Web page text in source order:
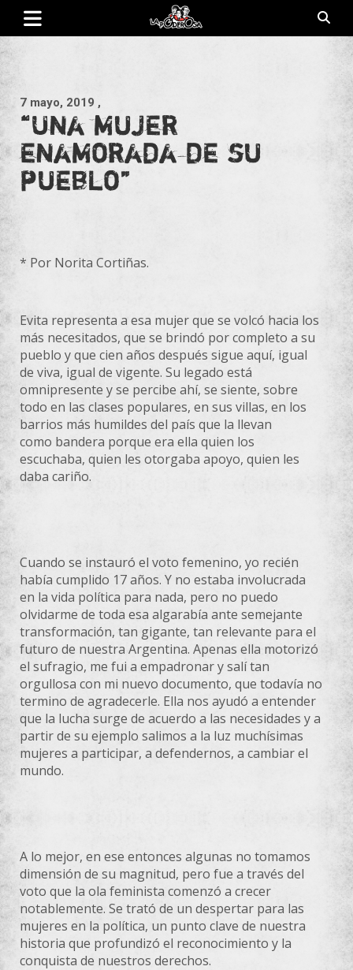
Saltar
contenido
7 mayo, 2019 ,
“Una mujer
enamorada de su
pueblo”
* Por Norita Cortiñas.
Evita representa a esa mujer que se volcó hacia los
más necesitados, que se brindó por completo a su
pueblo y que cien años después sigue aquí, igual
de viva, igual de vigente. Su legado está
omnipresente y se percibe ahí, se siente, sobre
todo en las clases populares, en sus villas, en los
barrios más humildes del país que la llevan
como bandera porque era ella quien los
escuchaba, quien les otorgaba apoyo, quien les
daba cariño.
Cuando se instauró el voto femenino, yo recién
había cumplido 17 años. Y no estaba involucrada
en la vida política para nada, pero no puedo
olvidarme de toda esa algarabía ante semejante
transformación, tan gigante, tan relevante para el
futuro de nuestra Argentina. Apenas ella motorizó
el sufragio, me fui a empadronar y salí tan
orgullosa con mi nuevo documento, que todavía no
termino de agradecerle. Ella nos ayudó a entender
que la lucha surge de acuerdo a las necesidades y a
partir de su ejemplo salimos a la luz muchísimas
mujeres a participar, a defendernos, a cambiar el
mundo.
A lo mejor, en ese entonces algunas no tomamos
dimensión de su magnitud, pero fue a través del
voto que la ola feminista comenzó a crecer
notablemente. Se trató de un despertar para las
mujeres en la política, un punto clave de nuestra
historia que profundizó el reconocimiento y la
conquista de nuestros derechos.